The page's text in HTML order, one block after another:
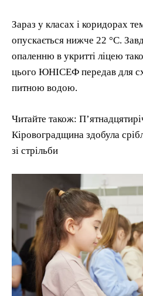
Зараз у класах і коридорах
опускається нижче 22 °C.
опаленню в укритті ліцею
цього ЮНІСЕФ передав для
питною водою.
Читайте також:
Кіровоградщина здобула
зі стрільби